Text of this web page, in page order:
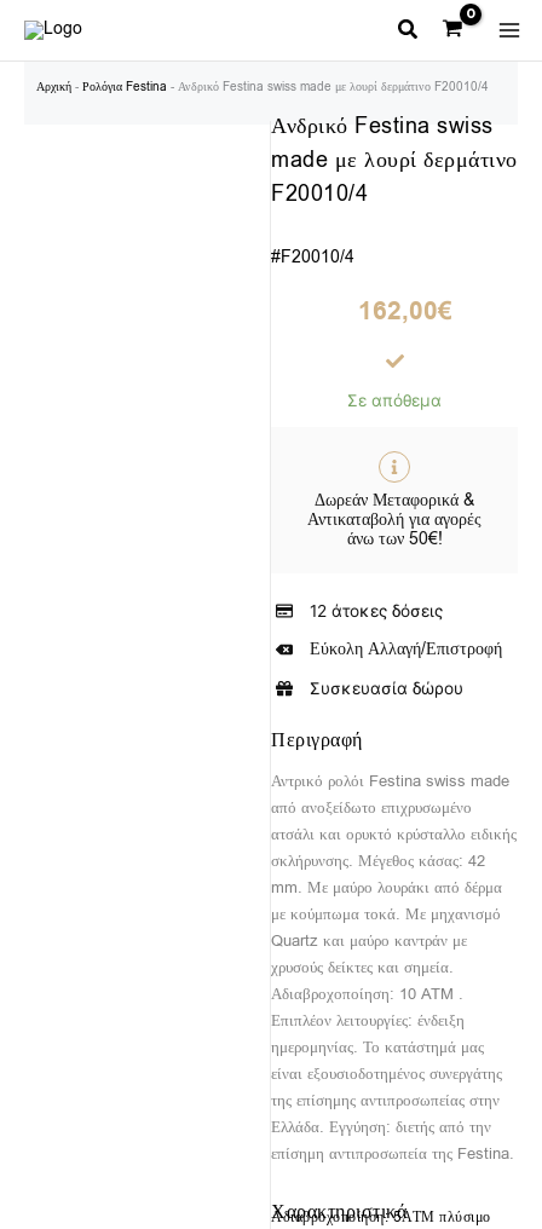
περιεχόμενο
Αρχική - Ρολόγια Festina - Ανδρικό Festina swiss made με λουρί δερμάτινο F20010/4
Ανδρικό Festina swiss
made με λουρί δερμάτινο
F20010/4
#F20010/4
162,00€
Σε απόθεμα
Δωρεάν Μεταφορικά &
Αντικαταβολή για αγορές
άνω των 50€!
12 άτοκες δόσεις
Εύκολη Αλλαγή/Επιστροφή
Συσκευασία δώρου
Περιγραφή
Αντρικό ρολόι Festina swiss made
από ανοξείδωτο επιχρυσωμένο
ατσάλι και ορυκτό κρύσταλλο ειδικής
σκλήρυνσης. Μέγεθος κάσας: 42
mm. Με μαύρο λουράκι από δέρμα
με κούμπωμα τοκά. Με μηχανισμό
Quartz και μαύρο καντράν με
χρυσούς δείκτες και σημεία.
Αδιαβροχοποίηση: 10 ATM .
Επιπλέον λειτουργίες: ένδειξη
ημερομηνίας. Το κατάστημά μας
είναι εξουσιοδοτημένος συνεργάτης
της επίσημης αντιπροσωπείας στην
Ελλάδα. Εγγύηση: διετής από την
επίσημη αντιπροσωπεία της Festina.
Χαρακτηριστικά
Αδιαβροχοποίηση: 5ΑΤΜ πλύσιμο